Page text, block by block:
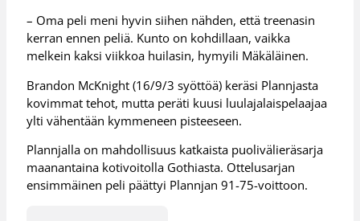
– Oma peli meni hyvin siihen nähden, että treenasin
kerran ennen peliä. Kunto on kohdillaan, vaikka
melkein kaksi viikkoa huilasin, hymyili Mäkäläinen.
Brandon McKnight (16/9/3 syöttöä) keräsi Plannjasta
kovimmat tehot, mutta peräti kuusi luulajalaispelaajaa
ylti vähentään kymmeneen pisteeseen.
Plannjalla on mahdollisuus katkaista puolivälieräsarja
maanantaina kotivoitolla Gothiasta. Ottelusarjan
ensimmäinen peli päättyi Plannjan 91-75-voittoon.